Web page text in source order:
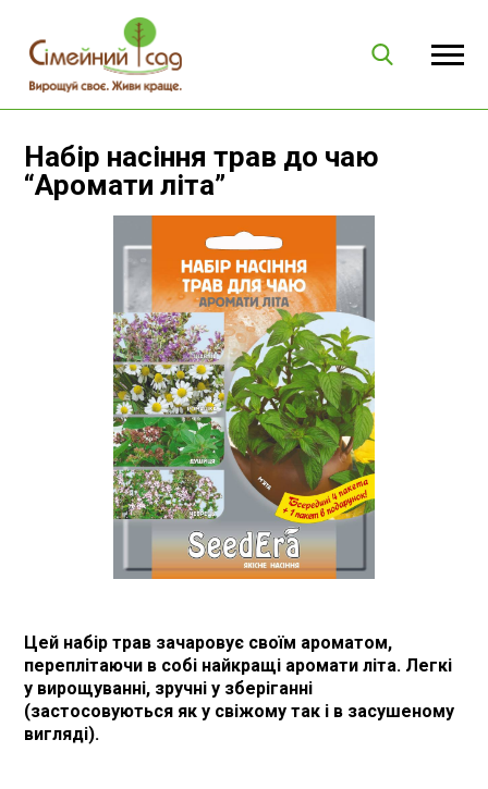
Набір насіння трав до чаю
“Аромати літа”
Цей набір трав зачаровує своїм ароматом,
переплітаючи в собі найкращі аромати літа. Легкі
у вирощуванні, зручні у зберіганні
(застосовуються як у свіжому так і в засушеному
вигляді).